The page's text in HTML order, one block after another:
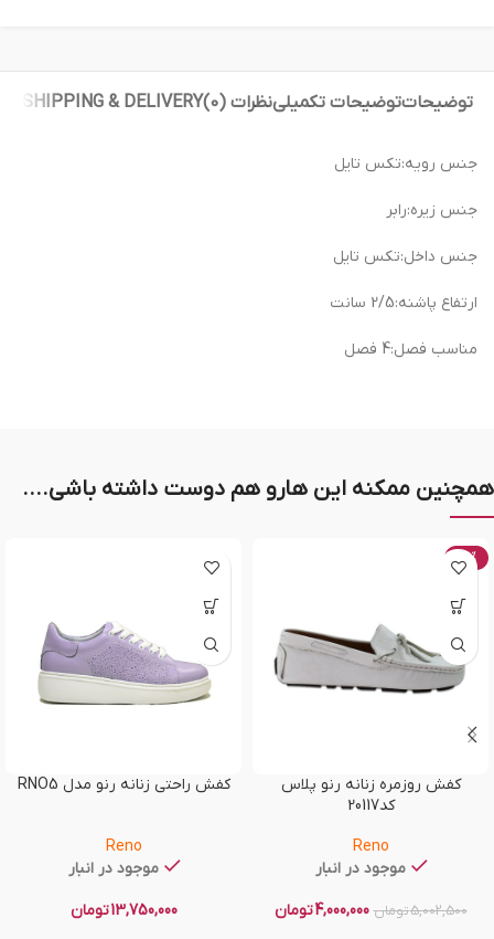
توضیحاتتوضیحات تکمیلینظرات (0) SHIPPING & DELIVERY
جنس رویه:تکس تایل
جنس زیره:رابر
جنس داخل:تکس تایل
ارتفاع پاشنه:2/5 سانت
مناسب فصل:4 فصل
همچنین ممکنه این هارو هم دوست داشته باشی....
-20%
کفش روزمره زنانه رنو پلاس
کد20117
Reno
موجود در انبار
5,002,500تومان 4,000,000تومان
کفش راحتی زنانه رنو مدل RNO5
Reno
موجود در انبار
13,750,000تومان